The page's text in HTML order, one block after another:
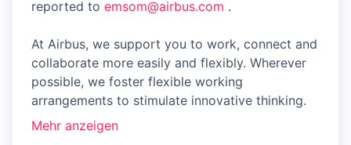
reported to emsom@airbus.com .
At Airbus, we support you to work, connect and
collaborate more easily and flexibly. Wherever
possible, we foster flexible working
arrangements to stimulate innovative thinking.
Mehr anzeigen